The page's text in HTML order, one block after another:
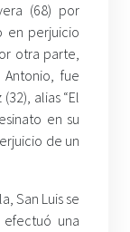
(68) por
en perjuicio
otra parte,
fue
alias “El
en su
de un
San Luis se
una